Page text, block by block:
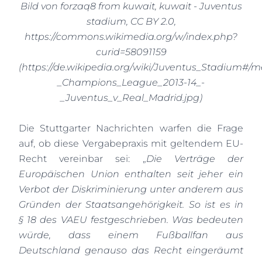
Bild von forzaq8 from kuwait, kuwait - Juventus
stadium, CC BY 2.0,
https://commons.wikimedia.org/w/index.php?
curid=58091159
(https://de.wikipedia.org/wiki/Juventus_Stadium#/
_Champions_League_2013-14_-
_Juventus_v_Real_Madrid.jpg)
Die Stuttgarter Nachrichten warfen die Frage
auf, ob diese Vergabepraxis mit geltendem EU-
Recht vereinbar sei: „Die Verträge der
Europäischen Union enthalten seit jeher ein
Verbot der Diskriminierung unter anderem aus
Gründen der Staatsangehörigkeit. So ist es in
§ 18 des VAEU festgeschrieben. Was bedeuten
würde, dass einem Fußballfan aus
Deutschland genauso das Recht eingeräumt